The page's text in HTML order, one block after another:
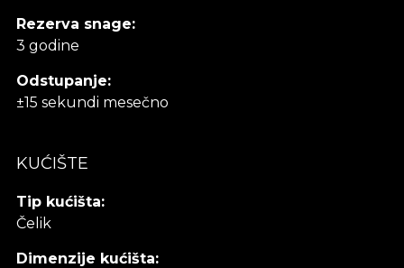
Rezerva snage:
3 godine
Odstupanje:
±15 sekundi mesečno
KUĆIŠTE
Tip kućišta:
Čelik
Dimenzije kućišta: